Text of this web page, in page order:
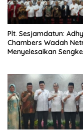
Plt. Sesjamdatun:
Chambers Wadah
Menyelesaikan